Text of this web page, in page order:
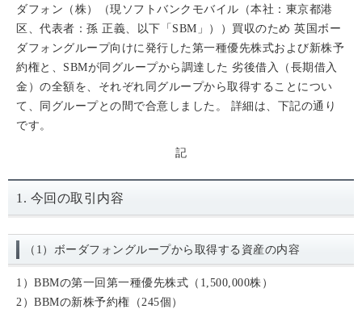
ダフォン（株）（現ソフトバンクモバイル（本社：東京都港
区、代表者：孫 正義、以下「SBM」））買収のため 英国ボー
ダフォングループ向けに発行した第一種優先株式および新株予
約権と、SBMが同グループから調達した 劣後借入（長期借入
金）の全額を、それぞれ同グループから取得することについ
て、同グループとの間で合意しました。 詳細は、下記の通り
です。
記
1. 今回の取引内容
（1）ボーダフォングループから取得する資産の内容
1）BBMの第一回第一種優先株式（1,500,000株）
2）BBMの新株予約権（245個）